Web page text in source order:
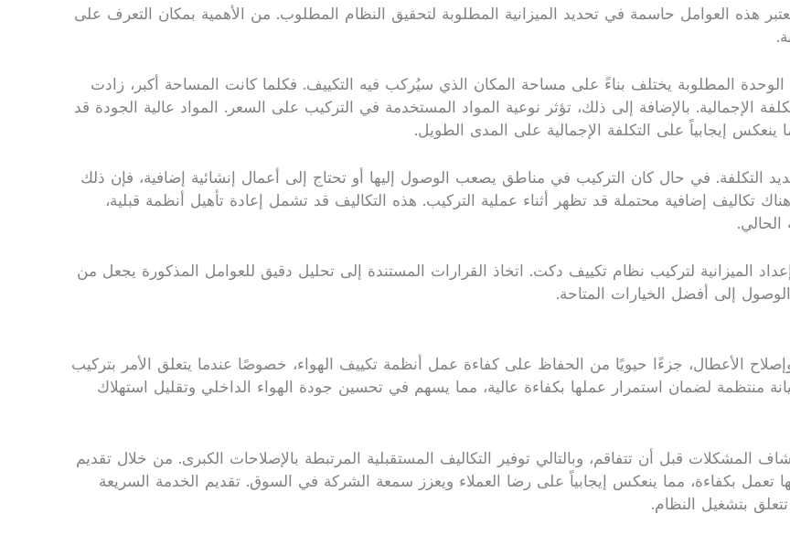
هذه العوامل حاسمة في تحديد الميزانية المطلوبة لتحقيق النظام المطلوب. من الأهمية بمكان التعرف على
المطلوبة يختلف بناءً على مساحة المكان الذي سيُركب فيه التكييف. فكلما كانت المساحة أكبر، زادت
الإجمالية. بالإضافة إلى ذلك، تؤثر نوعية المواد المستخدمة في التركيب على السعر. المواد عالية الجودة قد
ينعكس إيجابياً على التكلفة الإجمالية على المدى الطويل.
التكلفة. في حال كان التركيب في مناطق يصعب الوصول إليها أو تحتاج إلى أعمال إنشائية إضافية، فإن ذلك
تكاليف إضافية محتملة قد تظهر أثناء عملية التركيب. هذه التكاليف قد تشمل إعادة تأهيل أنظمة قبلية،
الحالي.
الميزانية لتركيب نظام تكييف دكت. اتخاذ القرارات المستندة إلى تحليل دقيق للعوامل المذكورة يجعل من
إلى أفضل الخيارات المتاحة.
الأعطال، جزءًا حيويًا من الحفاظ على كفاءة عمل أنظمة تكييف الهواء، خصوصًا عندما يتعلق الأمر بتركيب
منتظمة لضمان استمرار عملها بكفاءة عالية، مما يسهم في تحسين جودة الهواء الداخلي وتقليل استهلاك
المشكلات قبل أن تتفاقم، وبالتالي توفير التكاليف المستقبلية المرتبطة بالإصلاحات الكبرى. من خلال تقديم
تعمل بكفاءة، مما ينعكس إيجابياً على رضا العملاء ويعزز سمعة الشركة في السوق. تقديم الخدمة السريعة
بتشغيل النظام.